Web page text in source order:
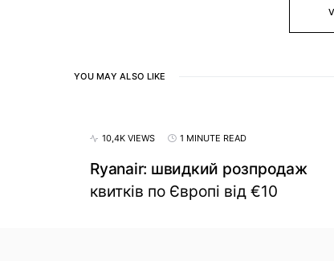
YOU MAY ALSO LIKE
10,4K VIEWS 1 MINUTE READ
Ryanair: швидкий розпродаж
квитків по Європі від €10